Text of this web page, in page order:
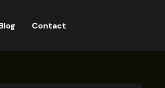
Contact